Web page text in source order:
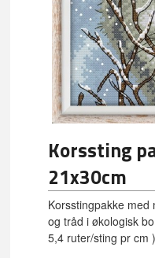
Korssting
21x30cm
Korsstingpakke med
og tråd i økologisk
5,4 ruter/sting pr cm